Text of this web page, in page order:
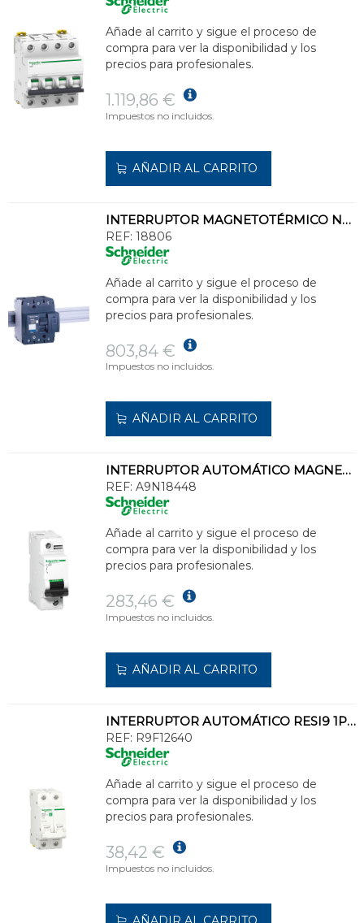
Añade al carrito y sigue el proceso de
compra para ver la disponibilidad y los
precios para profesionales.
1.119,86 €
Impuestos no incluidos.
AÑADIR AL CARRITO
INTERRUPTOR MAGNETOTÉRMICO NG125L 3P 63A CURVA-C
REF: 18806
Añade al carrito y sigue el proceso de
compra para ver la disponibilidad y los
precios para profesionales.
803,84 €
Impuestos no incluidos.
AÑADIR AL CARRITO
INTERRUPTOR AUTOMÁTICO MAGNETOTÉRMICO C120H 1P 125A CURVA-C
REF: A9N18448
Añade al carrito y sigue el proceso de
compra para ver la disponibilidad y los
precios para profesionales.
283,46 €
Impuestos no incluidos.
AÑADIR AL CARRITO
INTERRUPTOR AUTOMÁTICO RESI9 1P+N 40A CURVA C 230V 6000A
REF: R9F12640
Añade al carrito y sigue el proceso de
compra para ver la disponibilidad y los
precios para profesionales.
38,42 €
Impuestos no incluidos.